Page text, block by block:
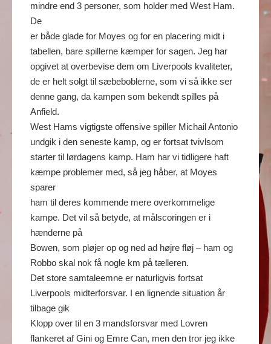
mindre end 3 personer, som holder med West Ham.
De
er både glade for Moyes og for en placering midt i
tabellen, bare spillerne kæmper for sagen. Jeg har
opgivet at overbevise dem om Liverpools kvaliteter,
de er helt solgt til sæbeboblerne, som vi så ikke ser
denne gang, da kampen som bekendt spilles på
Anfield.
West Hams vigtigste offensive spiller Michail Antonio
undgik i den seneste kamp, og er fortsat tvivlsom
starter til lørdagens kamp. Ham har vi tidligere haft
kæmpe problemer med, så jeg håber, at Moyes
sparer
ham til deres kommende mere overkommelige
kampe. Det vil så betyde, at målscoringen er i
hænderne på
Bowen, som pløjer op og ned ad højre fløj – ham og
Robbo skal nok få nogle km på tælleren.
Det store samtaleemne er naturligvis fortsat
Liverpools midterforsvar. I en lignende situation år
tilbage gik
Klopp over til en 3 mandsforsvar med Lovren
flankeret af Gini og Emre Can, men den tror jeg ikke